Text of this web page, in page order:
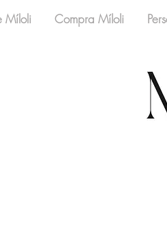
Míloli Compra Míloli